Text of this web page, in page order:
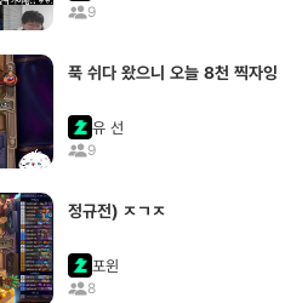
9
푹 쉬다 왔으니 오늘 8천 찍자잉
유 선
9
정규전) ㅈㄱㅈ
포윈
8